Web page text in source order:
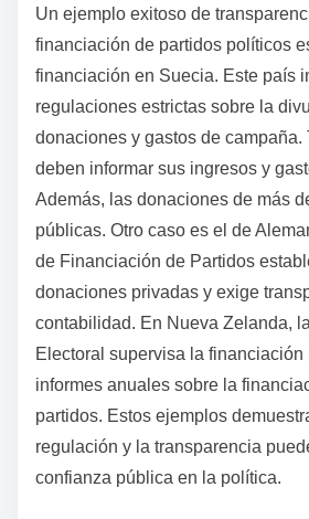
Un ejemplo exitoso de
financiación de partidos políticos
financiación en Suecia. Este país
regulaciones estrictas sobre la
donaciones y gastos de campaña.
deben informar sus ingresos y
Además, las donaciones de más
públicas. Otro caso es el de
de Financiación de Partidos
donaciones privadas y exige
contabilidad. En Nueva Zelanda,
Electoral supervisa la
informes anuales sobre la
partidos. Estos ejemplos
regulación y la transparencia
confianza pública en la política.